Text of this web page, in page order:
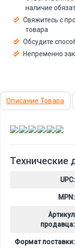
наличие
Свяжитесь с
товара
Обсудите
Непременно
Описание Товара
, , , , ,
Технические
UPC:
MPN:
Артикул
продавца:
Формат поставки: